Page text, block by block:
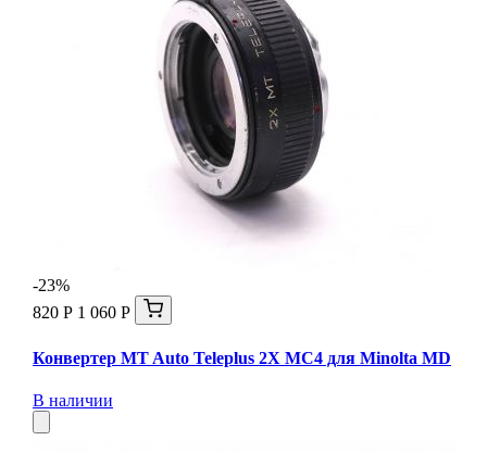
-23%
820 Р 1 060 Р
Конвертер MT Auto Teleplus 2X MC4 для Minolta MD
В наличии